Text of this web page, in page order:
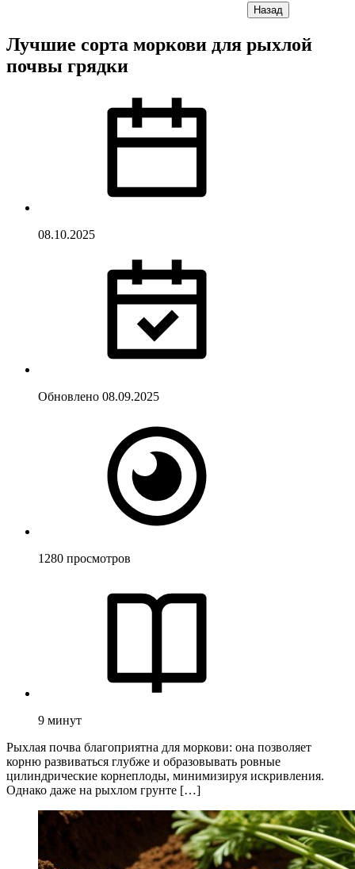
Назад
Лучшие сорта моркови для рыхлой
почвы грядки
08.10.2025
Обновлено 08.09.2025
1280 просмотров
9 минут
Рыхлая почва благоприятна для моркови: она позволяет
корню развиваться глубже и образовывать ровные
цилиндрические корнеплоды, минимизируя искривления.
Однако даже на рыхлом грунте […]